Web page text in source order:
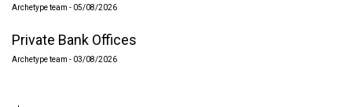
Archetype team - 05/08/2026
Private Bank Offices
Archetype team - 03/08/2026